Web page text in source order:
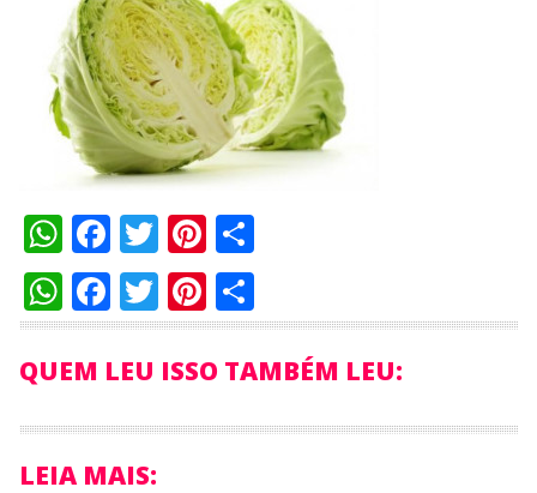
WhatsApp
Facebook
Twitter
Pinterest
Compartilhar
WhatsApp
Facebook
Twitter
Pinterest
Compartilhar
QUEM LEU ISSO TAMBÉM LEU:
LEIA MAIS: